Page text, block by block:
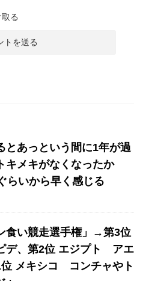
る
とあっという間に1年が過
キメキがなくなったか
らいから早く感じる
食い競走選手権」→第3位
デ、第2位 エジプト アエ
位 メキシコ コンチャやト